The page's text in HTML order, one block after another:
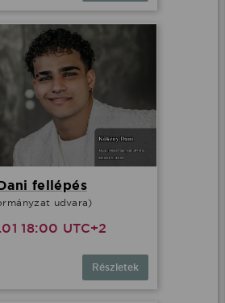
fellépés
udvara)
18:00 UTC+2
Részletek